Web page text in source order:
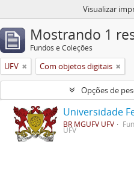
Visualizar
Mostrando 1
Fundos e Coleções
UFV Com objetos digitais
Opções de
Universidade
BR MGUFV UFV
UFV